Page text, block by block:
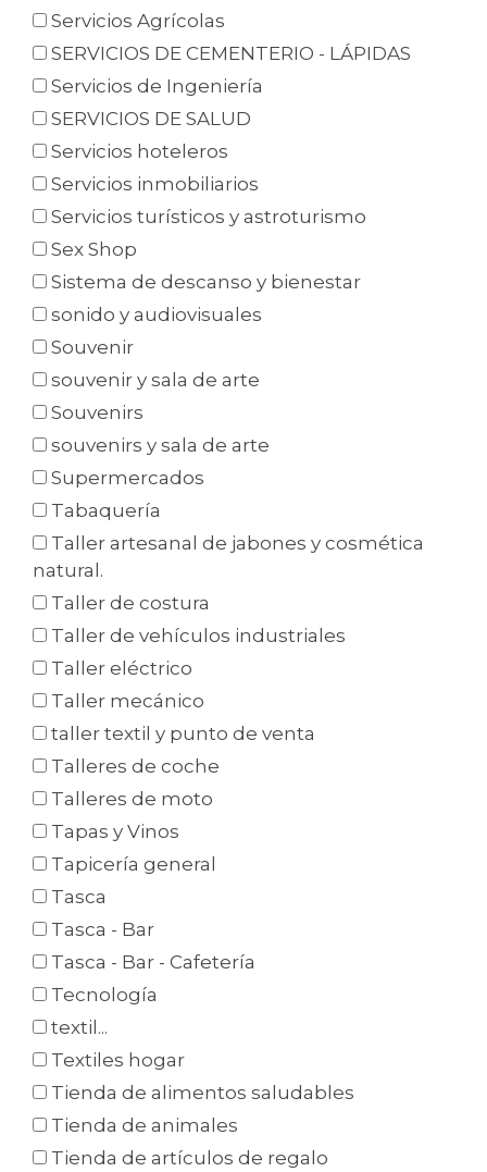
Servicios Agrícolas
SERVICIOS DE CEMENTERIO - LÁPIDAS
Servicios de Ingeniería
SERVICIOS DE SALUD
Servicios hoteleros
Servicios inmobiliarios
Servicios turísticos y astroturismo
Sex Shop
Sistema de descanso y bienestar
sonido y audiovisuales
Souvenir
souvenir y sala de arte
Souvenirs
souvenirs y sala de arte
Supermercados
Tabaquería
Taller artesanal de jabones y cosmética
natural.
Taller de costura
Taller de vehículos industriales
Taller eléctrico
Taller mecánico
taller textil y punto de venta
Talleres de coche
Talleres de moto
Tapas y Vinos
Tapicería general
Tasca
Tasca - Bar
Tasca - Bar - Cafetería
Tecnología
textil...
Textiles hogar
Tienda de alimentos saludables
Tienda de animales
Tienda de artículos de regalo